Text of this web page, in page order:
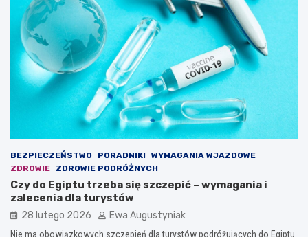
BEZPIECZEŃSTWO PORADNIKI
WYMAGANIA WJAZDOWE
ZDROWIE
ZDROWIE PODRÓŻNYCH
Czy do Egiptu trzeba się szczepić – wymagania i
zalecenia dla turystów
28 lutego 2026 Ewa Augustyniak
Nie ma obowiązkowych szczepień dla turystów podróżujących do Egiptu